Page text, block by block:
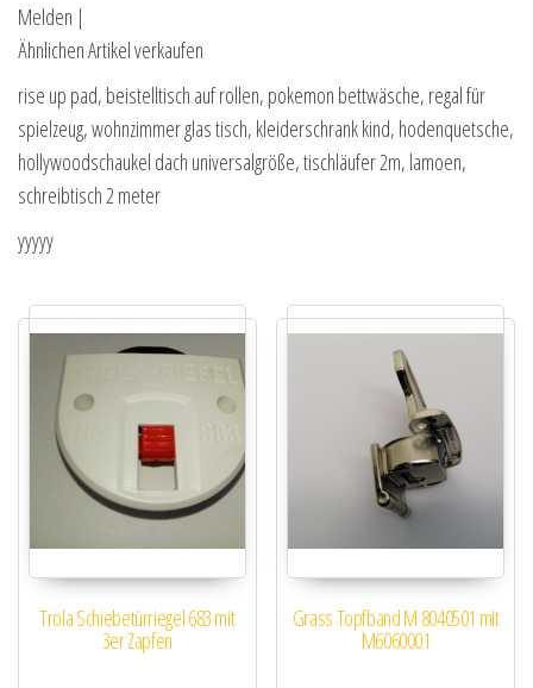
Melden |
Ähnlichen Artikel verkaufen
rise up pad, beistelltisch auf rollen, pokemon bettwäsche, regal für
spielzeug, wohnzimmer glas tisch, kleiderschrank kind, hodenquetsche,
hollywoodschaukel dach universalgröße, tischläufer 2m, lamoen,
schreibtisch 2 meter
yyyyy
Trola Schiebetürriegel 683 mit
3er Zapfen
Grass Topfband M 8040501 mit
M6060001